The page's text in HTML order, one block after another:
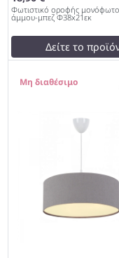
Φωτιστικό οροφής
άμμου-μπεζ Φ38x21εκ
Δείτε το
testFalse
μονόφωτο Ε27
Φ38x21εκ 979